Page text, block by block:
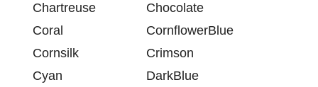
Chartreuse
Chocolate
Coral
CornflowerBlue
Cornsilk
Crimson
Cyan
DarkBlue